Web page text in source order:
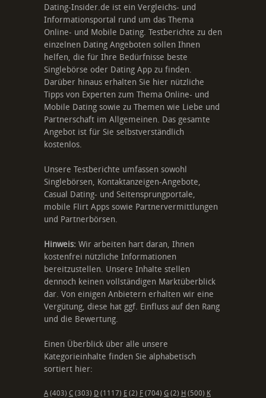
Dating-Insider.de ist ein Vergleichs- und
Informationsportal rund um das Thema
Online- und Mobile Dating. Testberichte zu den
einzelnen Dating Angeboten sollen Ihnen
helfen, die für Ihre Bedürfnisse beste
Singlebörse oder Dating App zu finden.
Darüber hinaus erhalten Sie hier nützliche
Tipps von Experten zum Thema Online- und
Mobile Dating sowie zu Themen wie Liebe und
Partnerschaft im Allgemeinen. Das gesamte
Angebot ist für Sie selbstverständlich
kostenlos.
Unsere Testberichte umfassen sowohl
Singlebörsen, Kontaktanzeigen-Angebote,
Casual Dating- und Seitensprungportale,
mobile Flirt Apps sowie Partnervermittlungen
und Partnerbörsen.
Hinweis: Wir arbeiten hart daran, Ihnen
kostenfrei nützliche Informationen
bereitzustellen. Unsere Inhalte stellen
dennoch keinen vollständigen Marktüberblick
dar. Von einigen Anbietern erhalten wir eine
Vergütung, diese hat ggf. Einfluss auf den Rang
und die Bewertung.
Einen Überblick über alle unsere
Kategorieinhalte finden Sie alphabetisch
sortiert hier:
A (403) C (303) D (1117) E (2) F (704) G (2) H (500) K